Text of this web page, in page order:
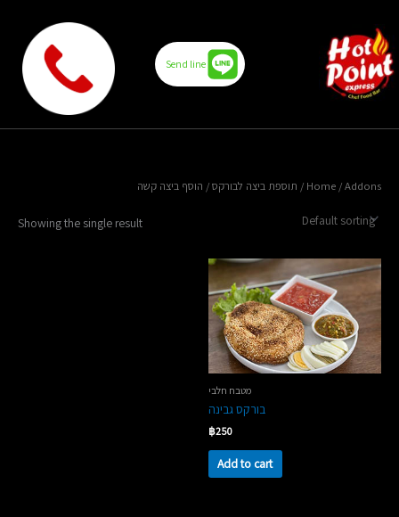
content
Send line
Home / Addons / תוספת ביצה לבורקס/ הוסף ביצה קשה
Showing the single result
מטבח חלבי
בורקס גבינה
฿250
Add to cart